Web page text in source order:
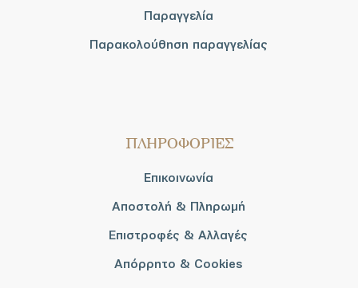
Παραγγελία
Παρακολούθηση παραγγελίας
ΠΛΗΡΟΦΟΡΙΕΣ
Επικοινωνία
Αποστολή & Πληρωμή
Επιστροφές & Αλλαγές
Απόρρητο & Cookies